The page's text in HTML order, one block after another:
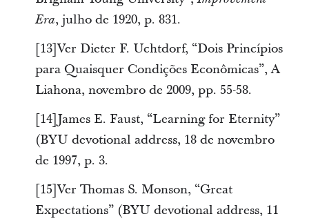
Era, julho de 1920, p. 831.
[13]Ver Dieter F. Uchtdorf, “Dois Princípios
para Quaisquer Condições Econômicas”, A
Liahona, novembro de 2009, pp. 55-58.
[14]James E. Faust, “Learning for Eternity”
(BYU devotional address, 18 de novembro
de 1997, p. 3.
[15]Ver Thomas S. Monson, “Great
Expectations” (BYU devotional address, 11